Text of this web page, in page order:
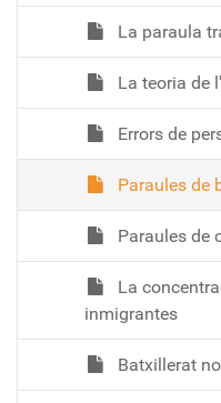
La paraula
La teoria de
Errors de
Paraules de
Paraules de
La
inmigrantes
Batxillerat